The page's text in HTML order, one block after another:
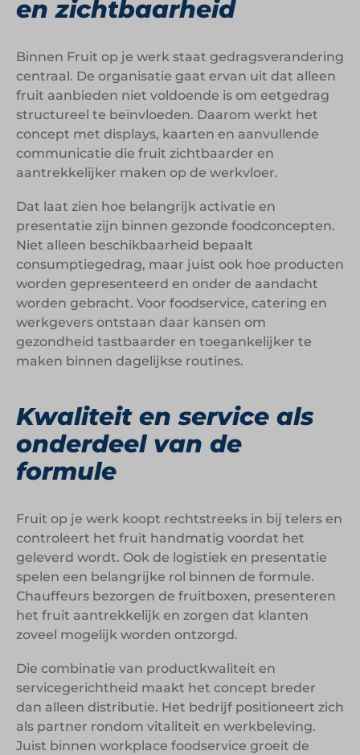
en zichtbaarheid
Binnen Fruit op je werk staat gedragsverandering
centraal. De organisatie gaat ervan uit dat alleen
fruit aanbieden niet voldoende is om eetgedrag
structureel te beïnvloeden. Daarom werkt het
concept met displays, kaarten en aanvullende
communicatie die fruit zichtbaarder en
aantrekkelijker maken op de werkvloer.
Dat laat zien hoe belangrijk activatie en
presentatie zijn binnen gezonde foodconcepten.
Niet alleen beschikbaarheid bepaalt
consumptiegedrag, maar juist ook hoe producten
worden gepresenteerd en onder de aandacht
worden gebracht. Voor foodservice, catering en
werkgevers ontstaan daar kansen om
gezondheid tastbaarder en toegankelijker te
maken binnen dagelijkse routines.
Kwaliteit en service als
onderdeel van de
formule
Fruit op je werk koopt rechtstreeks in bij telers en
controleert het fruit handmatig voordat het
geleverd wordt. Ook de logistiek en presentatie
spelen een belangrijke rol binnen de formule.
Chauffeurs bezorgen de fruitboxen, presenteren
het fruit aantrekkelijk en zorgen dat klanten
zoveel mogelijk worden ontzorgd.
Die combinatie van productkwaliteit en
servicegerichtheid maakt het concept breder
dan alleen distributie. Het bedrijf positioneert zich
als partner rondom vitaliteit en werkbeleving.
Juist binnen workplace foodservice groeit de